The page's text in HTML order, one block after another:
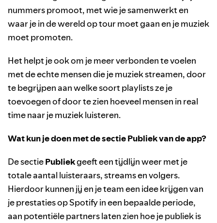
nummers promoot, met wie je samenwerkt en
waar je in de wereld op tour moet gaan en je muziek
moet promoten.
Het helpt je ook om je meer verbonden te voelen
met de echte mensen die je muziek streamen, door
te begrijpen aan welke soort playlists ze je
toevoegen of door te zien hoeveel mensen in real
time naar je muziek luisteren.
Wat kun je doen met de sectie Publiek van de app?
De sectiePubliekgeeft een tijdlijn weer met je
totale aantal luisteraars, streams en volgers.
Hierdoor kunnen jij en je team een idee krijgen van
je prestaties op Spotify in een bepaalde periode,
aan potentiële partners laten zien hoe je publiek is